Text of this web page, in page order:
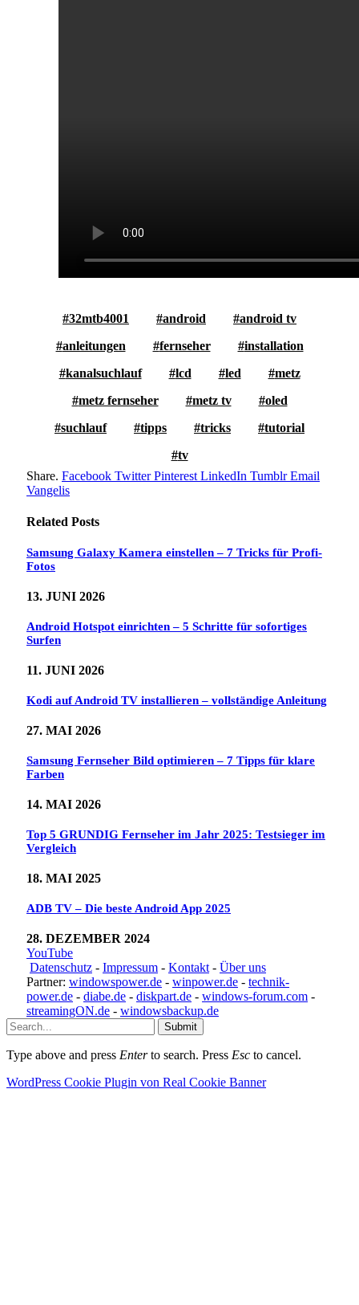
32mtb4001 android
android tv
anleitungen
fernseher
installation
kanalsuchlauf
lcd led
metz
metz fernseher
metz tv
oled
suchlauf
tipps tricks
tutorial
tv
Share. Facebook Twitter Pinterest LinkedIn Tumblr Email
Vangelis
Related Posts
Samsung Galaxy Kamera einstellen – 7 Tricks für Profi-
Fotos
13. JUNI 2026
Android Hotspot einrichten – 5 Schritte für sofortiges
Surfen
11. JUNI 2026
Kodi auf Android TV installieren – vollständige Anleitung
27. MAI 2026
Samsung Fernseher Bild optimieren – 7 Tipps für klare
Farben
14. MAI 2026
Top 5 GRUNDIG Fernseher im Jahr 2025: Testsieger im
Vergleich
18. MAI 2025
ADB TV – Die beste Android App 2025
28. DEZEMBER 2024
YouTube
Datenschutz - Impressum - Kontakt - Über uns
Partner: windowspower.de - winpower.de - technik-
power.de - diabe.de - diskpart.de - windows-forum.com -
streamingON.de - windowsbackup.de
Submit
Type above and press Enterto search. Press Esc to cancel.
WordPress Cookie Plugin von Real Cookie Banner